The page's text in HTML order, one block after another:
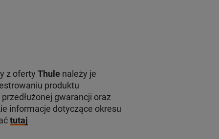
z oferty Thulenależy je
produktu
gwarancji oraz
informacje dotyczące okresu
tutaj